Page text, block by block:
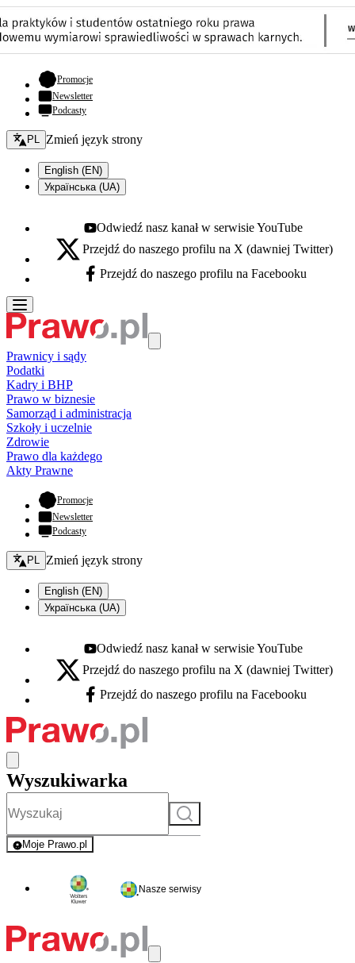
Promocje- otwiera się w nowej karcie
Newsletter
Podcasty
Zmień język - bieżący:
PL Zmień język strony
English (EN)
Українська (UA)
Youtube - otwiera się w nowej karcie
Odwiedź nasz kanał w serwisie YouTube
X - otwiera się w nowej karcie
Przejdź do naszego profilu na X (dawniej Twitter)
Facebook - otwiera się w nowej karcie
Przejdź do naszego profilu na Facebooku
Prawnicy i sądy
Podatki
Kadry i BHP
Prawo w biznesie
Samorząd i administracja
Szkoły i uczelnie
Zdrowie
Prawo dla każdego
Akty Prawne
Promocje- otwiera się w nowej karcie
Newsletter
Podcasty
Zmień język - bieżący:
PL Zmień język strony
English (EN)
Українська (UA)
Youtube - otwiera się w nowej karcie
Odwiedź nasz kanał w serwisie YouTube
X - otwiera się w nowej karcie
Przejdź do naszego profilu na X (dawniej Twitter)
Facebook - otwiera się w nowej karcie
Przejdź do naszego profilu na Facebooku
Wyszukiwarka
Szukaj
Moje Prawo.pl
- rejestracja i logowanie do serwisu
Nasze serwisy